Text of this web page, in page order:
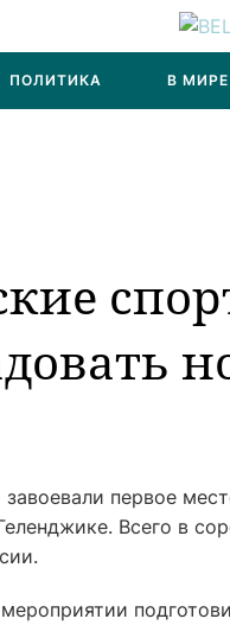
ПОЛИТИКА В МИРЕ
первое
Всего в